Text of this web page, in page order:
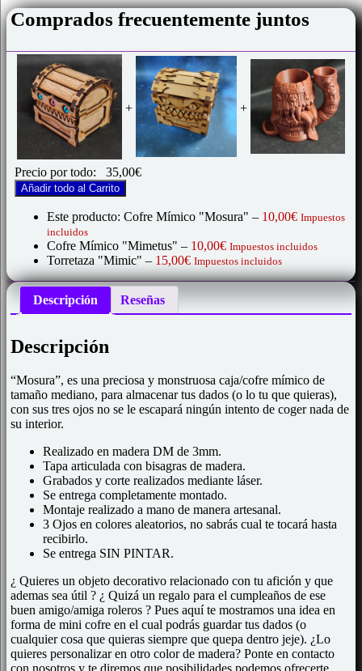
Comprados frecuentemente juntos
+ +
Precio por todo: 35,00€
Añadir todo al Carrito
Este producto: Cofre Mímico "Mosura" – 10,00€ Impuestos
incluidos
Cofre Mímico "Mimetus" – 10,00€ Impuestos incluidos
Torretaza "Mimic" – 15,00€ Impuestos incluidos
Descripción Reseñas
Descripción
“Mosura”, es una preciosa y monstruosa caja/cofre mímico de
tamaño mediano, para almacenar tus dados (o lo tu que quieras),
con sus tres ojos no se le escapará ningún intento de coger nada de
su interior.
Realizado en madera DM de 3mm.
Tapa articulada con bisagras de madera.
Grabados y corte realizados mediante láser.
Se entrega completamente montado.
Montaje realizado a mano de manera artesanal.
3 Ojos en colores aleatorios, no sabrás cual te tocará hasta
recibirlo.
Se entrega SIN PINTAR.
¿ Quieres un objeto decorativo relacionado con tu afición y que
ademas sea útil ? ¿ Quizá un regalo para el cumpleaños de ese
buen amigo/amiga roleros ? Pues aquí te mostramos una idea en
forma de mini cofre en el cual podrás guardar tus dados (o
cualquier cosa que quieras siempre que quepa dentro jeje). ¿Lo
quieres personalizar en otro color de madera? Ponte en contacto